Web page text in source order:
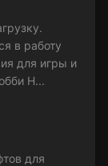
в работу
для игры и
Н...
для